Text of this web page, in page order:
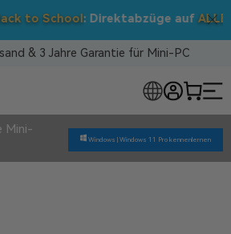
: Direktabzüge aufALLEMini-PCs!
& 3 Jahre Garantie für Mini-PC
Mini-
Windows | Windows 11 Pro kennenlernen